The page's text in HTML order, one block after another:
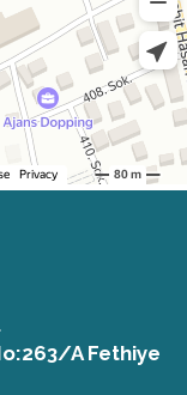
A Fethiye